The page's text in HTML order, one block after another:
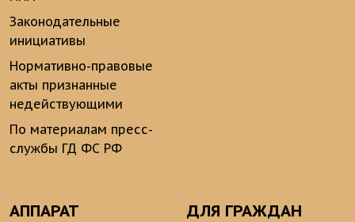
Законодательные
инициативы
Нормативно-правовые
акты признанные
недействующими
По материалам пресс-
службы ГД ФС РФ
АППАРАТ ДЛЯ ГРАЖДАН